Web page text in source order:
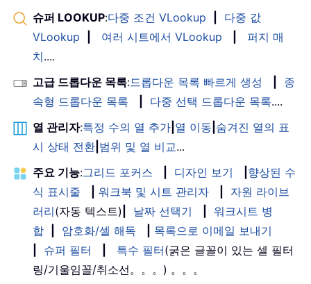
슈퍼 LOOKUP:다중 조건 VLookup
다중 값
VLookup
여러 시트에서 VLookup
퍼지 매
치....
고급 드롭다운 목록:드롭다운 목록 빠르게 생성
종
속형 드롭다운 목록
다중 선택 드롭다운 목록....
열 관리자:특정 수의 열 추가 열 이동 숨겨진 열의 표
시 상태 전환 범위 및 열 비교...
주요 기능:그리드 포커스 디자인 보기
향상된 수
식 표시줄
워크북 및 시트 관리자
자원 라이브
러리(자동 텍스트) 날짜 선택기
워크시트 병
합
암호화/셀 해독
목록으로 이메일 보내기
슈퍼 필터 특수 필터(굵은 글꼴이 있는 셀 필터
링/기울임꼴/취소선。。。) 。。。